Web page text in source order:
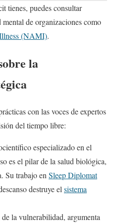
tienes, puedes consultar
mental de organizaciones como
(NAMI).
la
con las voces de expertos
del tiempo libre:
especializado en el
es el pilar de la salud biológica,
Su trabajo en Sleep Diplomat
destruye el sistema
la vulnerabilidad, argumenta